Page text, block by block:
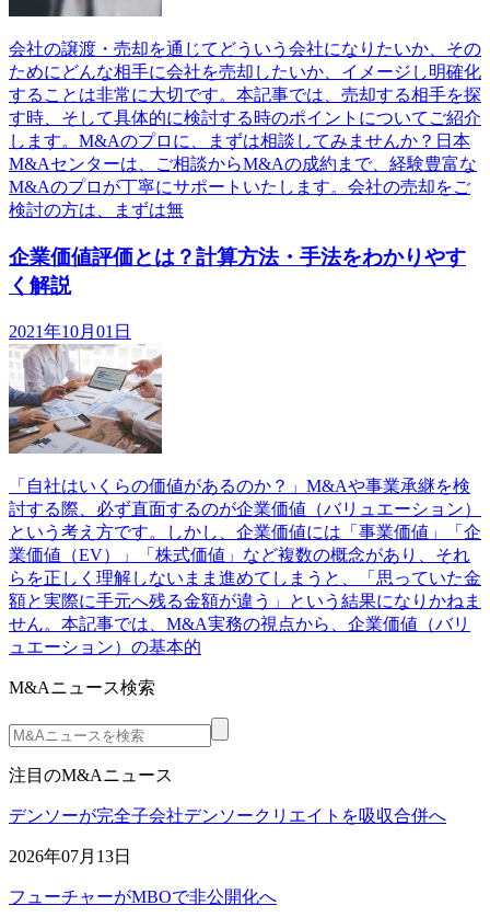
会社の譲渡・売却を通じてどういう会社になりたいか、その
ためにどんな相手に会社を売却したいか、イメージし明確化
することは非常に大切です。本記事では、売却する相手を探
す時、そして具体的に検討する時のポイントについてご紹介
します。M&Aのプロに、まずは相談してみませんか？日本
M&Aセンターは、ご相談からM&Aの成約まで、経験豊富な
M&Aのプロが丁寧にサポートいたします。会社の売却をご
検討の方は、まずは無
企業価値評価とは？計算方法・手法をわかりやす
く解説
2021年10月01日
「自社はいくらの価値があるのか？」M&Aや事業承継を検
討する際、必ず直面するのが企業価値（バリュエーション）
という考え方です。しかし、企業価値には「事業価値」「企
業価値（EV）」「株式価値」など複数の概念があり、それ
らを正しく理解しないまま進めてしまうと、「思っていた金
額と実際に手元へ残る金額が違う」という結果になりかねま
せん。本記事では、M&A実務の視点から、企業価値（バリ
ュエーション）の基本的
M&Aニュース検索
注目のM&Aニュース
デンソーが完全子会社デンソークリエイトを吸収合併へ
2026年07月13日
フューチャーがMBOで非公開化へ